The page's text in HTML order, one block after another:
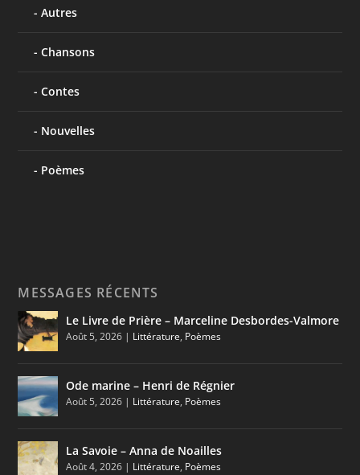
Autres
Chansons
Contes
Nouvelles
Poèmes
MESSAGES RÉCENTS
Le Livre de Prière – Marceline Desbordes-Valmore
Août 5, 2026 | Littérature, Poèmes
Ode marine – Henri de Régnier
Août 5, 2026 | Littérature, Poèmes
La Savoie – Anna de Noailles
Août 4, 2026 | Littérature, Poèmes